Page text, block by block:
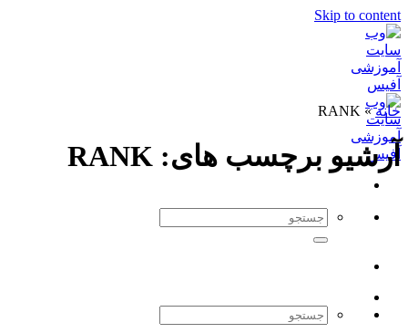
Skip to content
خانه»
RANK
آرشیو برچسب های: RANK